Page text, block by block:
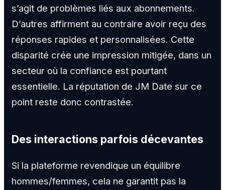
s’agit de problèmes liés aux abonnements.
D’autres affirment au contraire avoir reçu des
réponses rapides et personnalisées. Cette
disparité crée une impression mitigée, dans un
secteur où la confiance est pourtant
essentielle. La réputation de JM Date sur ce
point reste donc contrastée.
Des interactions parfois décevantes
Si la plateforme revendique un équilibre
hommes/femmes, cela ne garantit pas la